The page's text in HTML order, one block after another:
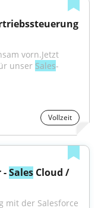
vorn.Jetzt
unser Sales-
Vollzeit
- Sales Cloud /